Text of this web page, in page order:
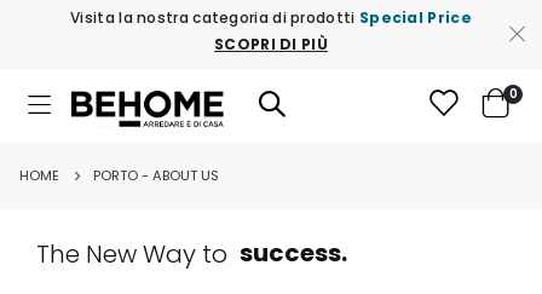
Visita la nostra categoria di prodotti Special Price
SCOPRI DI PIÙ
Toggle
Nav
Cart
0
HOME PORTO - ABOUT US
The New Way to success.